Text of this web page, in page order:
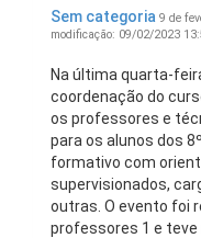
Sem categoria 9 de
modificação: 09/02/2023
Na última quarta-
coordenação do
os professores e
para os alunos dos
formativo com
supervisionados,
outras. O evento foi
professores 1 e teve